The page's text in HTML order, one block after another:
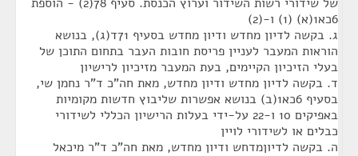
6כא1(א) (1) ו-(2)
ג. בקשה לדיון מחדש ודיון מחדש בסעיף 71ד(ג), בנושא
הוראות המעבר לעניין פריסת חובות העבר בתחום התוכן של
בעלי הזיכיון הקיימים, בעת המעבר מזיכיון לרישיון
ד. בקשה לדיון מחדש ודיון מחדש, מאת חה"כ ד"ר נחמן שי,
בסעיף 6כא1(ב) בנושא אפשרות שליבוץ חדשות מקומיות
באפיקים 10 ו-22 על-ידי בעלות הרישיון הכללי לשידורי
כבלים או לשידורי לויין
ה. בקשה לדיוןמדחש ודיון מחדש, מאת חה"כ ד"ר מיכאל